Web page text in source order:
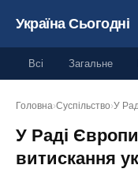
Україна Сьогодні
Всі Загальне
Головна›Суспільство›У
У Раді
витискання